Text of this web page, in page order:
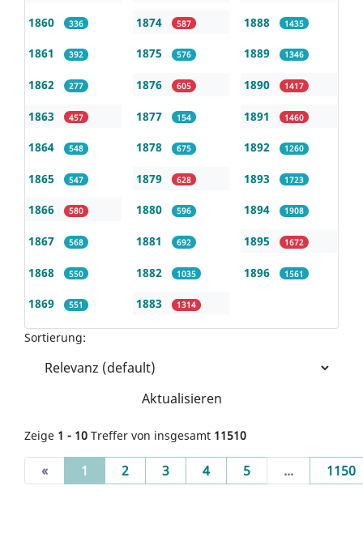
1860 336
1861 392
1862 277
1863 457
1864 548
1865 547
1866 580
1867 568
1868 550
1869 551
1874 587
1875 576
1876 605
1877 154
1878 675
1879 628
1880 596
1881 692
1882 1035
1883 1314
1888 1435
1889 1346
1890 1417
1891 1460
1892 1260
1893 1723
1894 1908
1895 1672
1896 1561
Sortierung:
Aktualisieren
Zeige 1 - 10 Treffer von insgesamt 11510
« 1 (current)
2 3 4 5 ... 1150